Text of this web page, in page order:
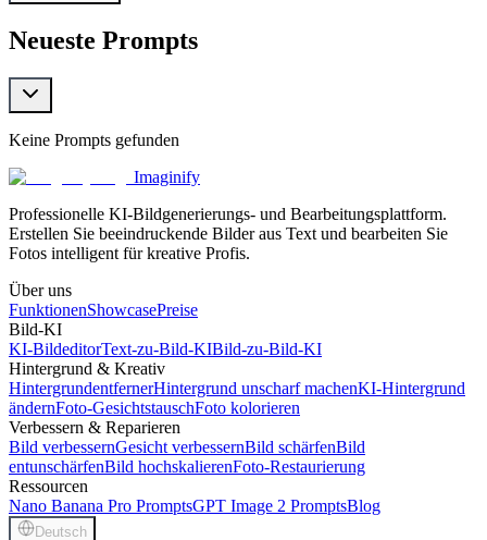
Neueste Prompts
Keine Prompts gefunden
Imaginify
Professionelle KI-Bildgenerierungs- und Bearbeitungsplattform.
Erstellen Sie beeindruckende Bilder aus Text und bearbeiten Sie
Fotos intelligent für kreative Profis.
Über uns
FunktionenShowcasePreise
Bild-KI
KI-BildeditorText-zu-Bild-KIBild-zu-Bild-KI
Hintergrund & Kreativ
HintergrundentfernerHintergrund unscharf machenKI-Hintergrund
ändernFoto-GesichtstauschFoto kolorieren
Verbessern & Reparieren
Bild verbessernGesicht verbessernBild schärfenBild
entunschärfenBild hochskalierenFoto-Restaurierung
Ressourcen
Nano Banana Pro PromptsGPT Image 2 PromptsBlog
Deutsch